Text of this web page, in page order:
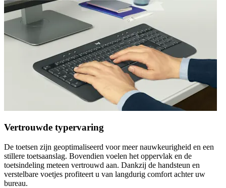
Vertrouwde typervaring
De toetsen zijn geoptimaliseerd voor meer nauwkeurigheid en een
stillere toetsaanslag. Bovendien voelen het oppervlak en de
toetsindeling meteen vertrouwd aan. Dankzij de handsteun en
verstelbare voetjes profiteert u van langdurig comfort achter uw
bureau.